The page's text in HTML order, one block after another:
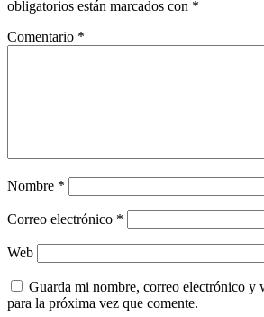
obligatorios están marcados con *
Comentario *
Nombre *
Correo electrónico *
Web
Guarda mi nombre, correo electrónico y
para la próxima vez que comente.